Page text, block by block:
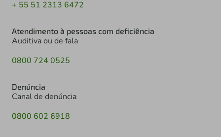
+ 55 51 2313 6472
Atendimento à pessoas com deficiência
Auditiva ou de fala
0800 724 0525
Denúncia
Canal de denúncia
0800 602 6918